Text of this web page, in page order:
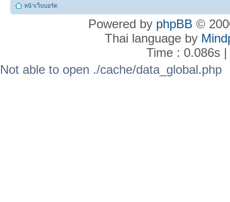
หน้าเว็บบอร์ด
Powered by phpBB ©
Thai language by
Time : 0.086s
Not able to open ./cache/data_global.php